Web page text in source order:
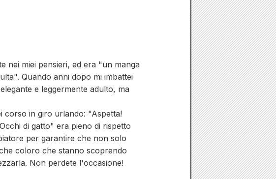
nei miei pensieri, ed era "un manga
Quando anni dopo mi imbattei
e leggermente adulto, ma
corso in giro urlando: "Aspetta!
di gatto" era pieno di rispetto
per garantire che non solo
coloro che stanno scoprendo
Non perdete l'occasione!